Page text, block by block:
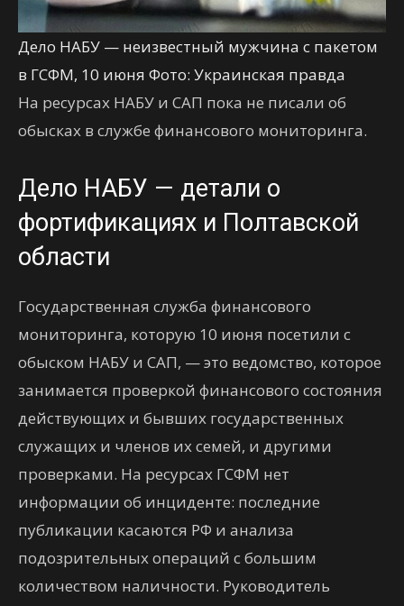
Дело НАБУ — неизвестный мужчина с пакетом
в ГСФМ, 10 июня Фото: Украинская правда
На ресурсах НАБУ и САП пока не писали об
обысках в службе финансового мониторинга.
Дело НАБУ — детали о
фортификациях и Полтавской
области
Государственная служба финансового
мониторинга, которую 10 июня посетили с
обыском НАБУ и САП, — это ведомство, которое
занимается проверкой финансового состояния
действующих и бывших государственных
служащих и членов их семей, и другими
проверками. На ресурсах ГСФМ нет
информации об инциденте: последние
публикации касаются РФ и анализа
подозрительных операций с большим
количеством наличности. Руководитель